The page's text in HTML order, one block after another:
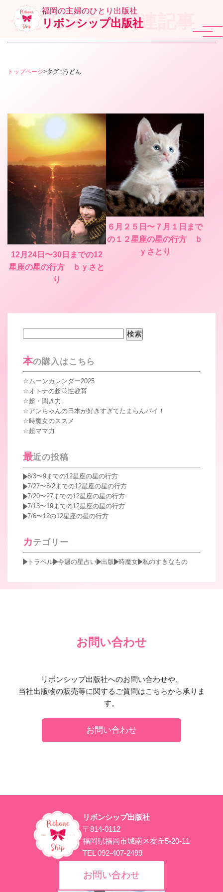
福岡の主婦のひとり出版社
リボンシップ出版社
うどんタグの関連記事
トップページ>タグ : うどん
12月24日〜30日までの12
星座の星の行方 ｂｙさと
り
６月２５日〜７月１日まで
の１２星座の星の行方 ｂ
ｙさとり
本の購入はこちら
ムーンカレンダー2025
オトナの超♡性教育
超・聞き力
アンちゃんの日本が好きすぎてたまらんバイ！
時魔女のススメ
超ママ力
最近の投稿
8/3〜9までの12星座の星の行方
7/27〜8/2までの12星座の星の行方
7/20〜27までの12星座の星の行方
7/13〜19までの12星座の星の行方
7/6〜12の12星座の星の行方
カテゴリー
トラベル 今週の星占い 出版 時魔女 私のすきなもの
お問い合わせ
リボンシップ出版社へのお問い合わせや、
当社出版物の販売等に関するご質問はこちらから承りま
す。
お問い合わせ
リボンシップ出版社
〒814-0112
福岡県福岡市城南区友丘5-20-11
TEL 092-407-2499
お問い合わせ